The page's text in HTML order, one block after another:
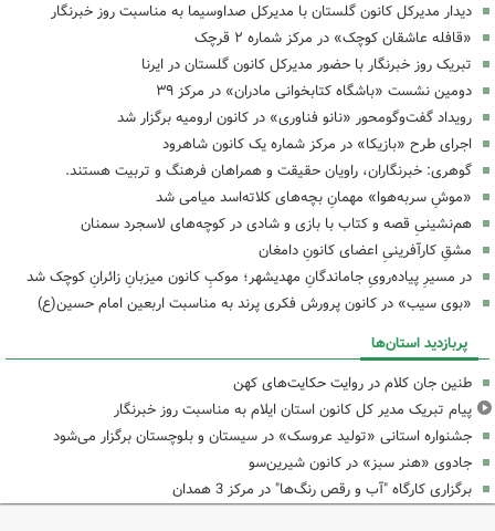
دیدار مدیرکل کانون گلستان با مدیرکل صداوسیما به مناسبت روز خبرنگار
«قافله عاشقان کوچک» در مرکز شماره ۲ قرچک
تبریک روز خبرنگار با حضور مدیرکل کانون گلستان در ایرنا
دومین نشست «باشگاه کتابخوانی مادران» در مرکز ۳۹
رویداد گفت‌وگومحور «نانو فناوری» در کانون ارومیه برگزار شد
اجرای طرح «بازیکا» در مرکز شماره یک کانون شاهرود
گوهری: خبرنگاران، راویان حقیقت و همراهان فرهنگ و تربیت هستند.
«موشِ سربه‌هوا» مهمانِ بچه‌های کلاته‌اسد میامی شد
هم‌نشینیِ قصه و کتاب با بازی و شادی در کوچه‌های لاسجرد سمنان
مشقِ کارآفرینیِ اعضای کانونِ دامغان
در مسیرِ پیاده‌رویِ جاماندگانِ مهدیشهر؛ موکبِ کانون میزبانِ زائرانِ کوچک شد
«بوی سیب» در کانون پرورش فکری پرند به مناسبت اربعین امام حسین(ع)
پربازدید استان‌ها
طنین جان کلام در روایت حکایت‌های کهن
پیام تبریک مدیر کل کانون استان ایلام به مناسبت روز خبرنگار
جشنواره استانی «تولید عروسک» در سیستان و بلوچستان برگزار می‌شود
جادوی «هنر سبز» در کانون شیرین‌سو
برگزاری کارگاه "آب و رقص رنگ‌ها" در مرکز 3 همدان